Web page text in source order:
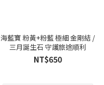
海藍寶 粉黃+粉藍 極細 金剛結 /
三月誕生石 守護旅途順利
NT$650